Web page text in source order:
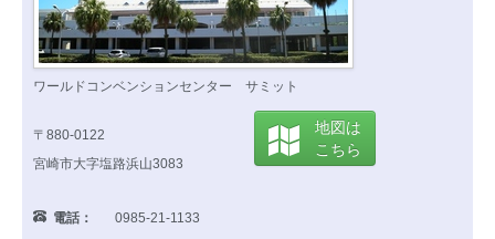
ワールドコンベンションセンター サミット
地図は
こちら
〒880-0122
宮崎市大字塩路浜山3083
電話： 0985-21-1133